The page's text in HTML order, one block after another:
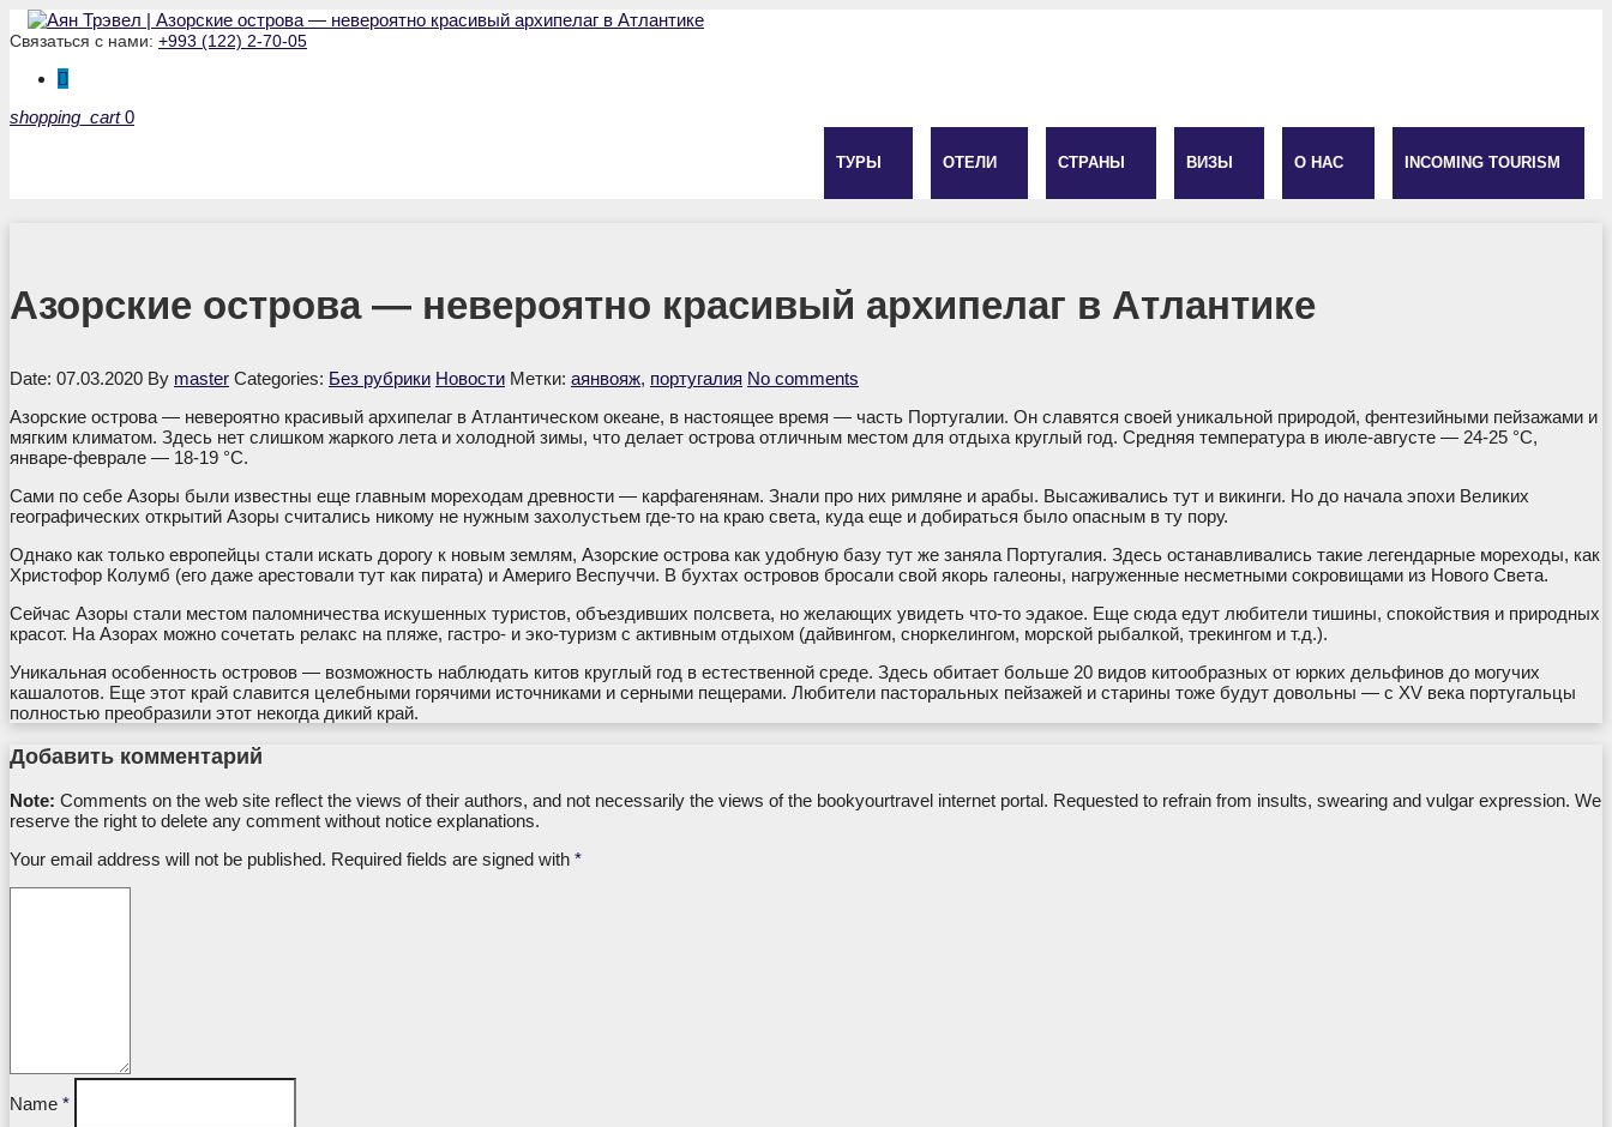
Связаться с нами: +993 (122) 2-70-05
shopping_cart 0
ТУРЫ ОТЕЛИ СТРАНЫ ВИЗЫ О НАС INCOMING TOURISM
Азорские острова — невероятно красивый архипелаг в Атлантике
Date: 07.03.2020 By master Categories: Без рубрики Новости Метки: аянвояж, португалия No comments
Азорские острова — невероятно красивый архипелаг в Атлантическом океане, в настоящее время — часть Португалии. Он славятся своей уникальной природой, фентезийными пейзажами и
мягким климатом. Здесь нет слишком жаркого лета и холодной зимы, что делает острова отличным местом для отдыха круглый год. Средняя температура в июле-августе — 24-25 °C,
январе-феврале — 18-19 °C.
Сами по себе Азоры были известны еще главным мореходам древности — карфагенянам. Знали про них римляне и арабы. Высаживались тут и викинги. Но до начала эпохи Великих
географических открытий Азоры считались никому не нужным захолустьем где-то на краю света, куда еще и добираться было опасным в ту пору.
Однако как только европейцы стали искать дорогу к новым землям, Азорские острова как удобную базу тут же заняла Португалия. Здесь останавливались такие легендарные мореходы, как
Христофор Колумб (его даже арестовали тут как пирата) и Америго Веспуччи. В бухтах островов бросали свой якорь галеоны, нагруженные несметными сокровищами из Нового Света.
Сейчас Азоры стали местом паломничества искушенных туристов, объездивших полсвета, но желающих увидеть что-то эдакое. Еще сюда едут любители тишины, спокойствия и природных
красот. На Азорах можно сочетать релакс на пляже, гастро- и эко-туризм с активным отдыхом (дайвингом, сноркелингом, морской рыбалкой, трекингом и т.д.).
Уникальная особенность островов — возможность наблюдать китов круглый год в естественной среде. Здесь обитает больше 20 видов китообразных от юрких дельфинов до могучих
кашалотов. Еще этот край славится целебными горячими источниками и серными пещерами. Любители пасторальных пейзажей и старины тоже будут довольны — с XV века португальцы
полностью преобразили этот некогда дикий край.
Добавить комментарий
Note: Comments on the web site reflect the views of their authors, and not necessarily the views of the bookyourtravel internet portal. Requested to refrain from insults, swearing and vulgar expression. We
reserve the right to delete any comment without notice explanations.
Your email address will not be published. Required fields are signed with *
Name *